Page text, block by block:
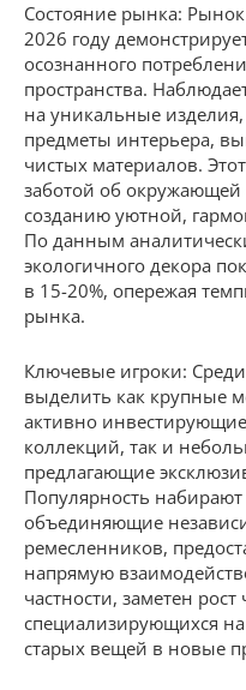
Состояние рынка:
2026 году
осознанного
пространства.
на уникальные
предметы интерьера,
чистых материалов.
заботой об окружающей
созданию уютной,
По данным
экологичного декора
в 15-20%, опережая
рынка.
Ключевые игроки:
выделить как крупные
активно
коллекций, так и
предлагающие
Популярность
объединяющие
ремесленников,
напрямую
частности, заметен
специализирующихся на
старых вещей в новые